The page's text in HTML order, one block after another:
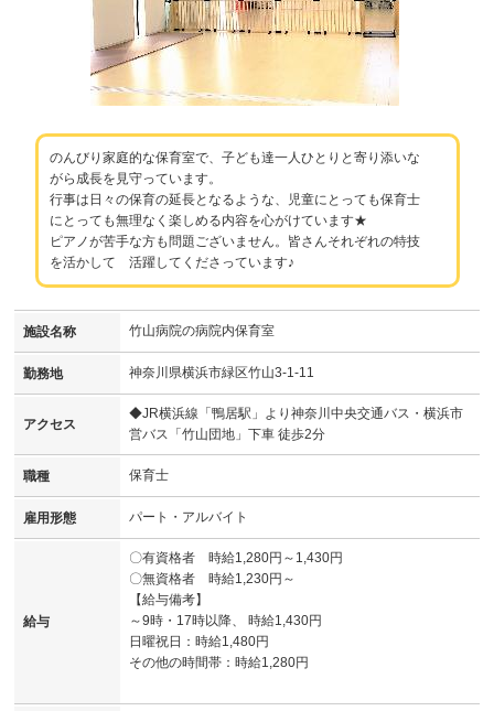
のんびり家庭的な保育室で、子ども達一人ひとりと寄り添いな
がら成長を見守っています。
行事は日々の保育の延長となるような、児童にとっても保育士
にとっても無理なく楽しめる内容を心がけています★
ピアノが苦手な方も問題ございません。皆さんそれぞれの特技
を活かして 活躍してくださっています♪
施設名称 竹山病院の病院内保育室
勤務地 神奈川県横浜市緑区竹山3-1-11
アクセス
◆JR横浜線「鴨居駅」より神奈川中央交通バス・横浜市
営バス「竹山団地」下車 徒歩2分
職種 保育士
雇用形態 パート・アルバイト
給与
〇有資格者 時給1,280円～1,430円
〇無資格者 時給1,230円～
【給与備考】
～9時・17時以降、 時給1,430円
日曜祝日：時給1,480円
その他の時間帯：時給1,280円